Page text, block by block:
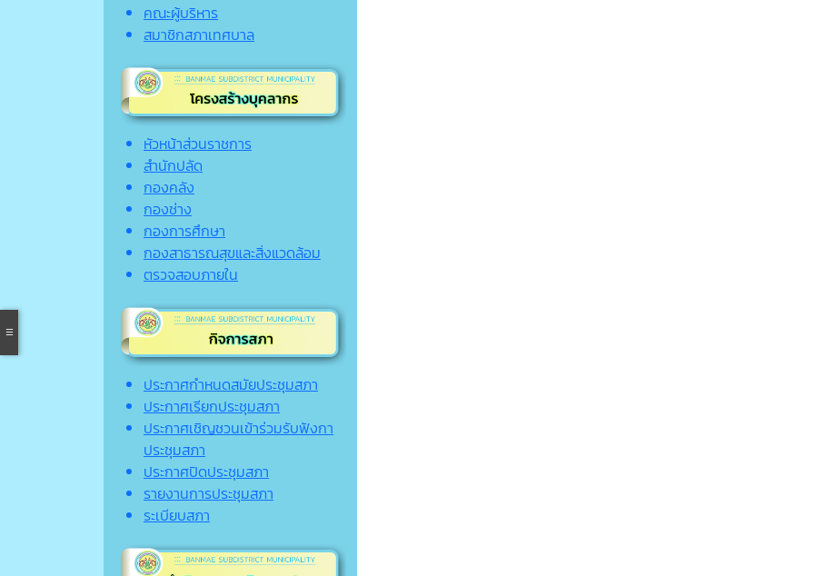
คณะผู้บริหาร
สมาชิกสภาเทศบาล
หัวหน้าส่วนราชการ
สำนักปลัด
กองคลัง
กองช่าง
กองการศึกษา
กองสาธารณสุขและสิ่งแวดล้อม
ตรวจสอบภายใน
ประกาศกำหนดสมัยประชุมสภา
ประกาศเรียกประชุมสภา
ประกาศเชิญชวนเข้าร่วมรับฟังกา
ประชุมสภา
ประกาศปิดประชุมสภา
รายงานการประชุมสภา
ระเบียบสภา